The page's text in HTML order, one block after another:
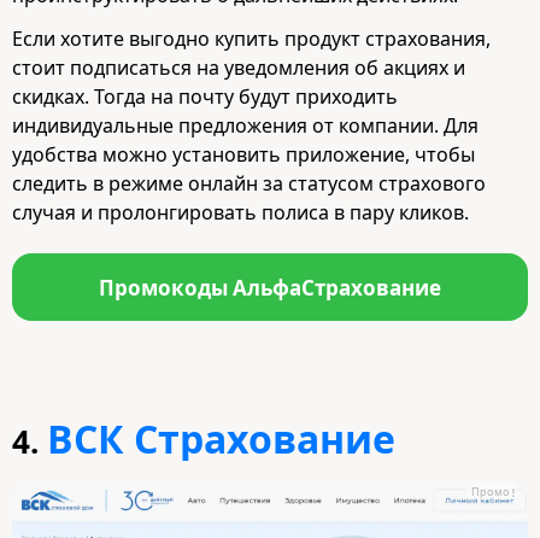
Если хотите выгодно купить продукт страхования,
стоит подписаться на уведомления об акциях и
скидках. Тогда на почту будут приходить
индивидуальные предложения от компании. Для
удобства можно установить приложение, чтобы
следить в режиме онлайн за статусом страхового
случая и пролонгировать полиса в пару кликов.
Промокоды АльфаСтрахование
4. ВСК Страхование
Промо